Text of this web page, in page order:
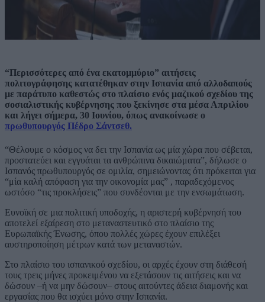
“Περισσότερες από ένα εκατομμύριο” αιτήσεις
πολιτογράφησης κατατέθηκαν στην Ισπανία από αλλοδαπούς
με παράτυπο καθεστώς στο πλαίσιο ενός μαζικού σχεδίου της
σοσιαλιστικής κυβέρνησης που ξεκίνησε στα μέσα Απριλίου
και λήγει σήμερα, 30 Ιουνίου, όπως ανακοίνωσε ο
πρωθυπουργός Πέδρο Σάντσεθ.
“Θέλουμε ο κόσμος να δει την Ισπανία ως μία χώρα που σέβεται,
προστατεύει και εγγυάται τα ανθρώπινα δικαιώματα”, δήλωσε ο
Ισπανός πρωθυπουργός σε ομιλία, σημειώνοντας ότι πρόκειται για
“μία καλή απόφαση για την οικονομία μας” , παραδεχόμενος
ωστόσο “τις προκλήσεις” που συνδέονται με την ενσωμάτωση.
Ευνοϊκή σε μια πολιτική υποδοχής, η αριστερή κυβέρνησή του
αποτελεί εξαίρεση στο μεταναστευτικό στο πλαίσιο της
Ευρωπαϊκής Ένωσης, όπου πολλές χώρες έχουν επιλέξει
αυστηροποίηση μέτρων κατά των μεταναστών.
Στο πλαίσιο του ισπανικού σχεδίου, οι αρχές έχουν στη διάθεσή
τους τρεις μήνες προκειμένου να εξετάσουν τις αιτήσεις και να
δώσουν –ή να μην δώσουν– στους αιτούντες άδεια διαμονής και
εργασίας που θα ισχύει μόνο στην Ισπανία.